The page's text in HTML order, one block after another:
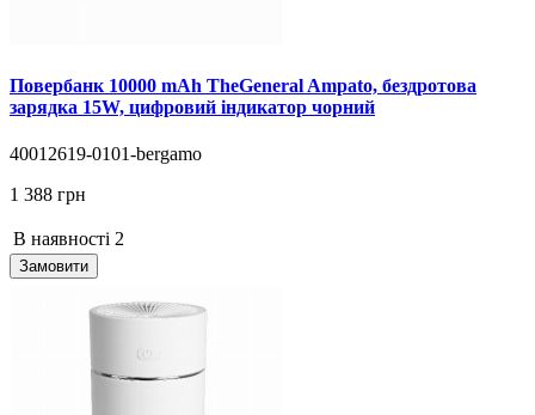
Повербанк 10000 mAh TheGeneral Ampato, бездротова
зарядка 15W, цифровий індикатор чорний
40012619-0101-bergamo
1 388 грн
В наявності 2
Замовити